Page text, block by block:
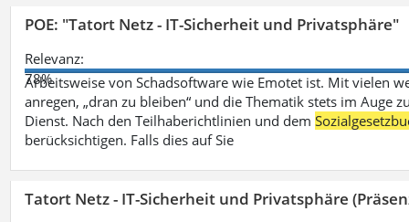
POE: "Tatort Netz - IT-Sicherheit und Privatsphäre"
Relevanz:
78%
Arbeitsweise von Schadsoftware wie Emotet ist. Mit vielen
anregen, „dran zu bleiben“ und die Thematik stets im
Dienst. Nach den Teilhaberichtlinien und dem
berücksichtigen. Falls dies auf Sie
Tatort Netz - IT-Sicherheit und Privatsphäre